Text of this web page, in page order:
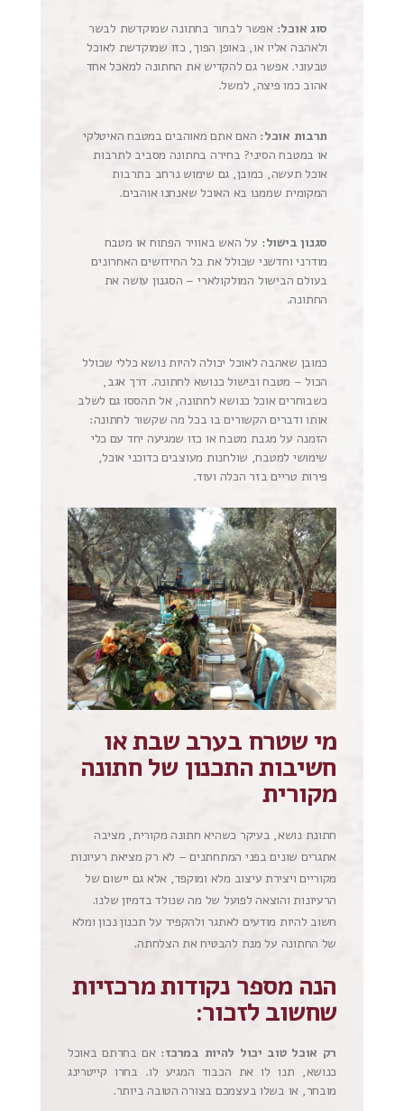
סוג אוכל: אפשר לבחור בחתונה שמוקדשת לבשר
ולאהבה אליו או, באופן הפוך, כזו שמוקדשת לאוכל
טבעוני. אפשר גם להקדיש את החתונה למאכל אחד
אהוב כמו פיצה, למשל.
תרבות אוכל: האם אתם מאוהבים במטבח האיטלקי
או במטבח הסיני? בחירה בחתונה מסביב לתרבות
אוכל תעשה, כמובן, גם שימוש נרחב בתרבות
המקומית שממנו בא האוכל שאנחנו אוהבים.
סגנון בישול: על האש באוויר הפתוח או מטבח
מודרני וחדשני שכולל את כל החידושים האחרונים
בעולם הבישול המולקולארי – הסגנון עושה את
החתונה.
כמובן שאהבה לאוכל יכולה להיות נושא כללי שכולל
הכול – מטבח ובישול כנושא לחתונה. דרך אגב,
כשבוחרים אוכל כנושא לחתונה, אל תהססו גם לשלב
אותו ודברים הקשורים בו בכל מה שקשור לחתונה:
הזמנה על מגבת מטבח או כזו שמגיעה יחד עם כלי
שימושי למטבח, שולחנות מעוצבים כדוכני אוכל,
פירות טריים בזר הכלה ועוד.
מי שטרח בערב שבת או
חשיבות התכנון של חתונה
מקורית
חתונת נושא, בעיקר כשהיא חתונה מקורית, מציבה
אתגרים שונים בפני המתחתנים – לא רק מציאת רעיונות
מקוריים ויצירת עיצוב מלא ומוקפד, אלא גם יישום של
הרעיונות והוצאה לפועל של מה שנולד בדמיון שלנו.
חשוב להיות מודעים לאתגר ולהקפיד על תכנון נכון ומלא
של החתונה על מנת להבטיח את הצלחתה.
הנה מספר נקודות מרכזיות
שחשוב לזכור:
רק אוכל טוב יכול להיות במרכז:אם בחרתם באוכל
כנושא, תנו לו את הכבוד המגיע לו. בחרו קייטרינג
מובחר, או בשלו בעצמכם בצורה הטובה ביותר.